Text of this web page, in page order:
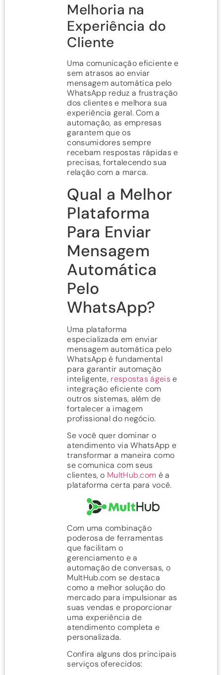
Melhoria na
Experiência do
Cliente
Uma comunicação eficiente e
sem atrasos ao enviar
mensagem automática pelo
WhatsApp reduz a frustração
dos clientes e melhora sua
experiência geral. Com a
automação, as empresas
garantem que os
consumidores sempre
recebam respostas rápidas e
precisas, fortalecendo sua
relação com a marca.
Qual a Melhor
Plataforma
Para Enviar
Mensagem
Automática
Pelo
WhatsApp?
Uma plataforma
especializada em enviar
mensagem automática pelo
WhatsApp é fundamental
para garantir automação
inteligente, respostas ágeis e
integração eficiente com
outros sistemas, além de
fortalecer a imagem
profissional do negócio.
Se você quer dominar o
atendimento via WhatsApp e
transformar a maneira como
se comunica com seus
clientes, o MultHub.com é a
plataforma certa para você.
Com uma combinação
poderosa de ferramentas
que facilitam o
gerenciamento e a
automação de conversas, o
MultHub.com se destaca
como a melhor solução do
mercado para impulsionar as
suas vendas e proporcionar
uma experiência de
atendimento completa e
personalizada.
Confira alguns dos principais
serviços oferecidos: